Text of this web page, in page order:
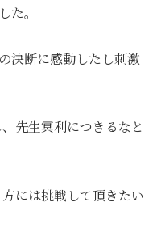
。
決断に感動したし刺激
先生冥利につきるなと
には挑戦して頂きたい